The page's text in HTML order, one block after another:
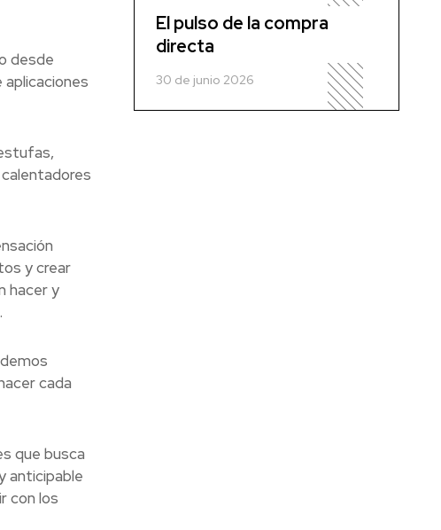
desde
y crear
hacer y
cada
que busca
anticipable
con los
El pulso de la compra
directa
30 de junio 2026